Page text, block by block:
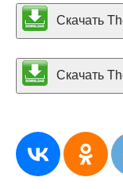
Скачать
Скачать